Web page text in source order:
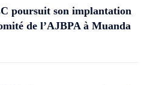
poursuit son implantation
de l’AJBPA à Muanda